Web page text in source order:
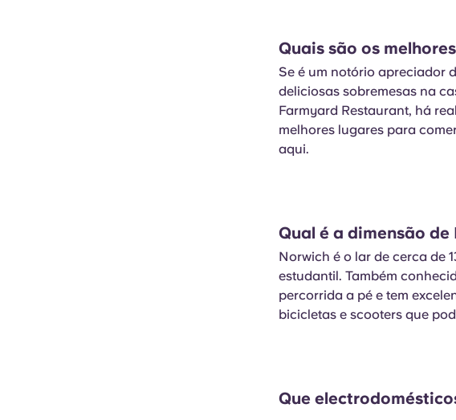
Quais são os
Se é um notório apreciador
deliciosas sobremesas na
Farmyard Restaurant, há
melhores lugares para
aqui.
Qual é a dimensão de
Norwich é o lar de cerca de
estudantil. Também
percorrida a pé e tem
bicicletas e scooters que
Que